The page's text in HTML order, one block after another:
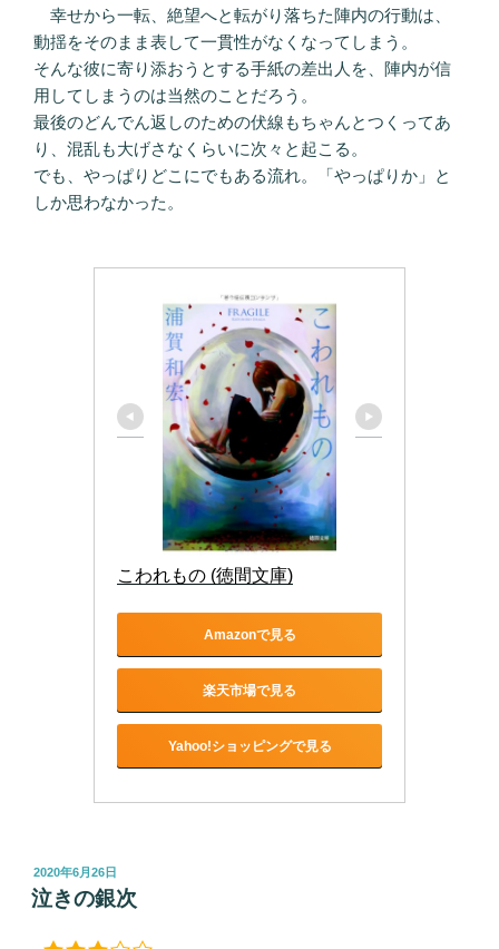
幸せから一転、絶望へと転がり落ちた陣内の行動は、
動揺をそのまま表して一貫性がなくなってしまう。
そんな彼に寄り添おうとする手紙の差出人を、陣内が信
用してしまうのは当然のことだろう。
最後のどんでん返しのための伏線もちゃんとつくってあ
り、混乱も大げさなくらいに次々と起こる。
でも、やっぱりどこにでもある流れ。「やっぱりか」と
しか思わなかった。
こわれもの (徳間文庫)
Amazonで見る
楽天市場で見る
Yahoo!ショッピングで見る
投
稿
日:
2020年6月26日
泣きの銀次